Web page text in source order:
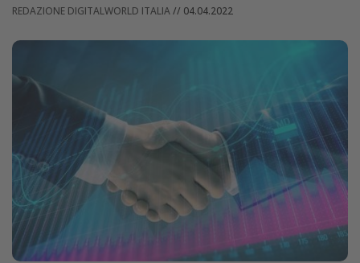
REDAZIONE DIGITALWORLD ITALIA// 04.04.2022